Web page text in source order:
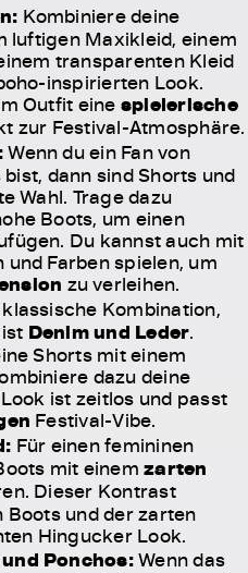
Kombiniere deine
luftigen Maxikleid, einem
transparenten Kleid
inspirierten Look.
Outfit eine spielerische
zur Festival-Atmosphäre.
Wenn du ein Fan von
dann sind Shorts und
Wahl. Trage dazu
Boots, um einen
Du kannst auch mit
Farben spielen, um
zu verleihen.
Kombination,
Denim und Leder.
Shorts mit einem
dazu deine
ist zeitlos und passt
Festival-Vibe.
Für einen femininen
mit einemzarten
Dieser Kontrast
und der zarten
Hingucker Look.
Ponchos:Wenn das